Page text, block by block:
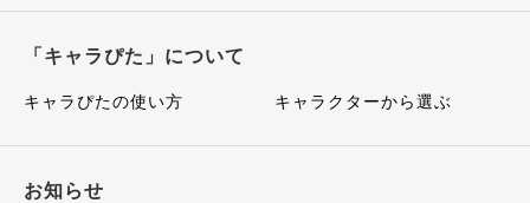
「キャラぴた」について
キャラぴたの使い方 キャラクターから選ぶ
お知らせ